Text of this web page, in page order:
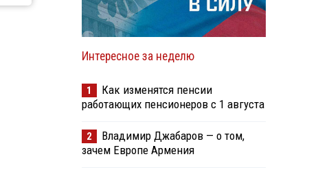
Интересное за неделю
1
Как изменятся пенсии
работающих пенсионеров с 1 августа
2
Владимир Джабаров — о том,
зачем Европе Армения